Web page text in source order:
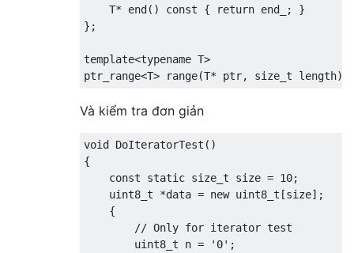
    T
* end() const { return end_ ;
}
};
template<typename T>
ptr_range<T> range(T* ptr, size_t length)
Và kiểm tra đơn giản
void DoIteratorTest ()
{
const
static size_t size = 10;
uint8_t
*data = new uint8_t [size];
{
// Only for iterator test
uint8_t n = '0' ;